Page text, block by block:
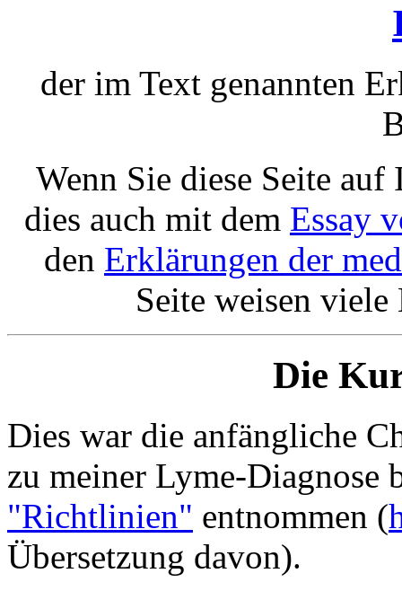
der im Text genannten
Wenn Sie diese Seite
dies auch mit dem Essay
den Erklärungen der
Seite weisen
Die
Dies war die anfängliche
zu meiner Lyme-Diagnose
"Richtlinien" entnommen (
Übersetzung davon).